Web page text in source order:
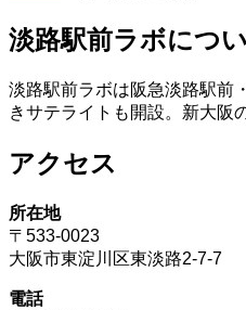
淡路駅前ラボにつ
淡路駅前ラボは阪急淡路駅前
きサテライトも開設。新大阪
アクセス
所在地
〒533-0023
大阪市東淀川区東淡路2-7-7
電話